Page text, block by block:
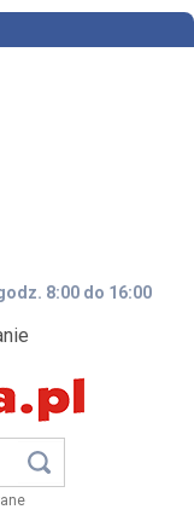
8:00 do 16:00